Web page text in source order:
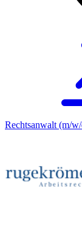
Rechtsanwalt (m/